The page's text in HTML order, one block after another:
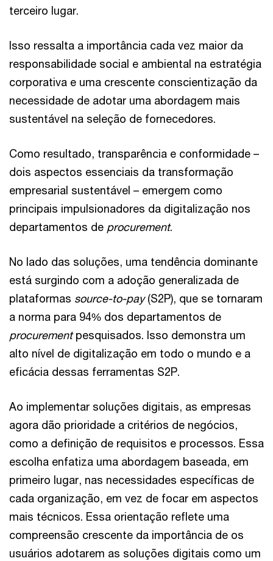
terceiro lugar.
Isso ressalta a importância cada vez maior da
responsabilidade social e ambiental na estratégia
corporativa e uma crescente conscientização da
necessidade de adotar uma abordagem mais
sustentável na seleção de fornecedores.
Como resultado, transparência e conformidade –
dois aspectos essenciais da transformação
empresarial sustentável – emergem como
principais impulsionadores da digitalização nos
departamentos de procurement.
No lado das soluções, uma tendência dominante
está surgindo com a adoção generalizada de
plataformas source-to-pay(S2P), que se tornaram
a norma para 94% dos departamentos de
procurementpesquisados. Isso demonstra um
alto nível de digitalização em todo o mundo e a
eficácia dessas ferramentas S2P.
Ao implementar soluções digitais, as empresas
agora dão prioridade a critérios de negócios,
como a definição de requisitos e processos. Essa
escolha enfatiza uma abordagem baseada, em
primeiro lugar, nas necessidades específicas de
cada organização, em vez de focar em aspectos
mais técnicos. Essa orientação reflete uma
compreensão crescente da importância de os
usuários adotarem as soluções digitais como um